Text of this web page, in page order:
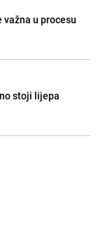
u procesu
stoji lijepa